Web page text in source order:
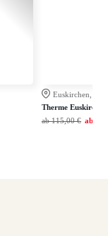
Euskirchen, DE
Therme Euskirchen
ab 115,00 € ab